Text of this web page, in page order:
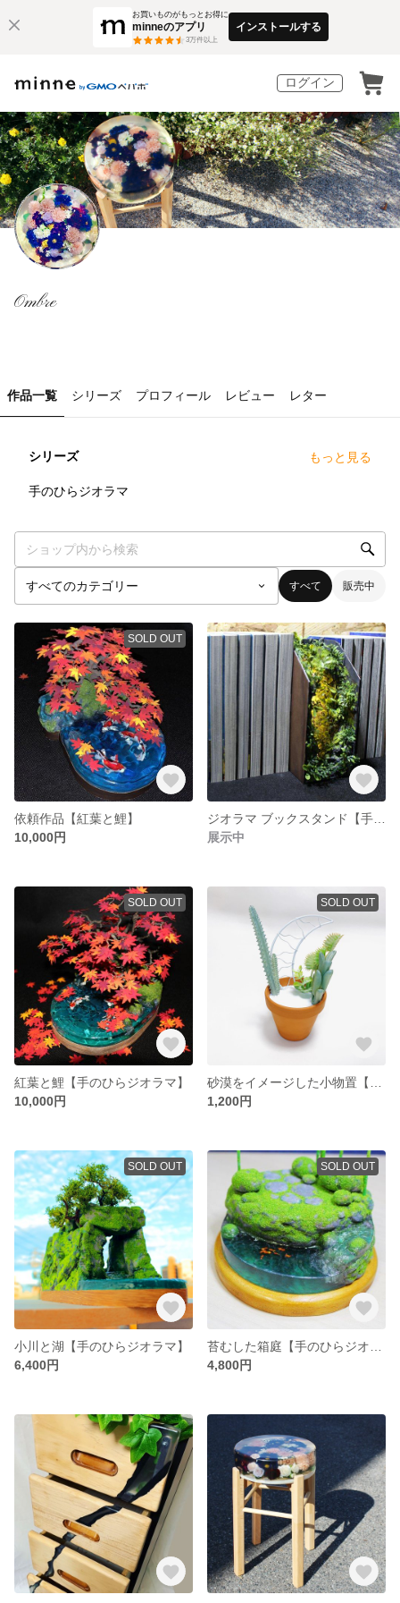
お買いものがもっとお得に
minneのアプリ
3万件以上
インストールする
ログイン
Ombre
作品一覧 シリーズ プロフィール レビュー レター
シリーズ もっと見る
手のひらジオラマ
すべて 販売中
SOLD OUT
依頼作品【紅葉と鯉】
10,000円
展示中
SOLD OUT
紅葉と鯉【手のひらジオラマ】
10,000円
SOLD OUT
1,200円
SOLD OUT
小川と湖【手のひらジオラマ】
6,400円
SOLD OUT
4,800円